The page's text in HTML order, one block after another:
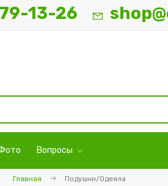
13-26
Вопросы
Главная Подушки/Одеяла